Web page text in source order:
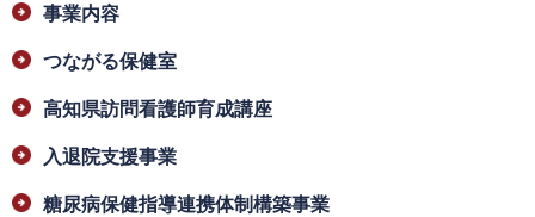
事業内容
つながる保健室
高知県訪問看護師育成講座
入退院支援事業
糖尿病保健指導連携体制構築事業